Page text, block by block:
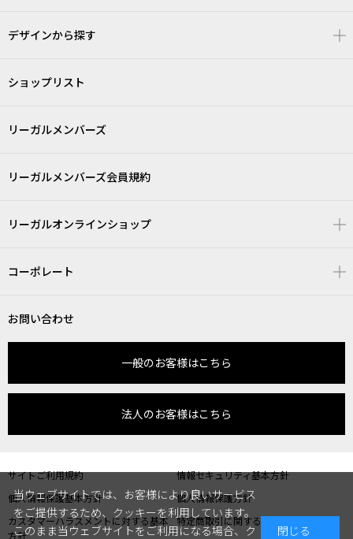
デザインから探す
ショップリスト
リーガルメンバーズ
リーガルメンバーズ会員規約
リーガルオンラインショップ
コーポレート
お問い合わせ
一般のお客様はこちら
法人のお客様はこちら
サイトご利用規約
情報セキュリティ基本方針
個人情報保護基本方針
個人情報保護方針
カスタマーハラスメントに対する基本
方針
特定商取引に関する表記
当ウェブサイトでは、お客様により良いサービス
をご提供するため、クッキーを利用しています。
このまま当ウェブサイトをご利用になる場合、ク
閉じる